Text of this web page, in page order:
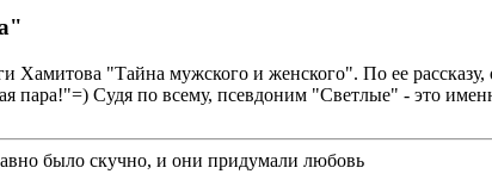
Хамитова "Тайна мужского и женского". По ее
пара!"=) Судя по всему, псевдоним "Светлые" - это
было скучно, и они придумали любовь